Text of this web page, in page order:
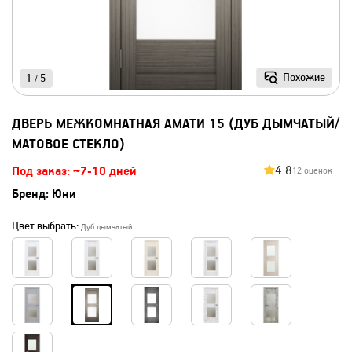
Похожие
1 / 5
ДВЕРЬ МЕЖКОМНАТНАЯ АМАТИ 15 (ДУБ ДЫМЧАТЫЙ/
МАТОВОЕ СТЕКЛО)
Под заказ: ~7-10 дней 4.812 оценок
Бренд: Юни
Цвет выбрать: Дуб дымчатый